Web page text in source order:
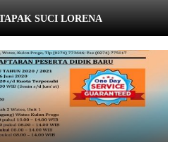
SUCI LORENA